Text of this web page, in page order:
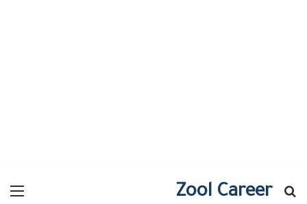
Zool Career
بحث عن